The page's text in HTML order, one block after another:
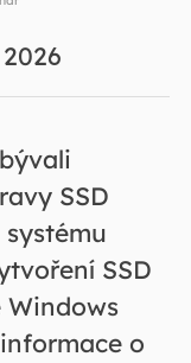
SSD
SSD
o